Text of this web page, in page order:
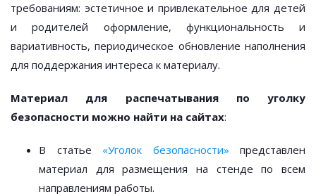
требованиям: эстетичное и привлекательное для детей
и родителей оформление, функциональность и
вариативность, периодическое обновление наполнения
для поддержания интереса к материалу.
Материал для распечатывания по уголку
безопасности можно найти на сайтах:
В статье «Уголок безопасности» представлен
материал для размещения на стенде по всем
направлениям работы.